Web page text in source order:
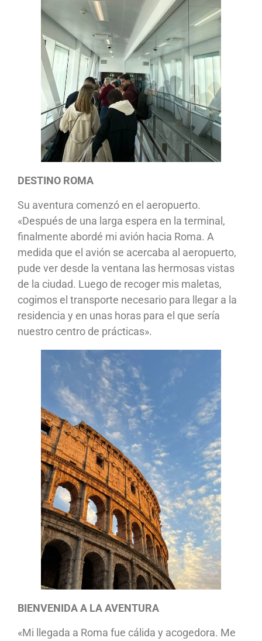
DESTINO ROMA
Su aventura comenzó en el aeropuerto.
«Después de una larga espera en la terminal,
finalmente abordé mi avión hacia Roma. A
medida que el avión se acercaba al aeropuerto,
pude ver desde la ventana las hermosas vistas
de la ciudad. Luego de recoger mis maletas,
cogimos el transporte necesario para llegar a la
residencia y en unas horas para el que sería
nuestro centro de prácticas».
BIENVENIDA A LA AVENTURA
«Mi llegada a Roma fue cálida y acogedora. Me